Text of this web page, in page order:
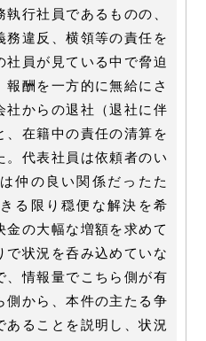
行社員であるものの、
務違反、横領等の責任を
社員が見ている中で脅迫
酬を一方的に無給にさ
社からの退社（退社に伴
、在籍中の責任の清算を
。代表社員は依頼者のい
仲の良い関係だったた
る限り穏便な解決を希
金の大幅な増額を求めて
で状況を呑み込めていな
、情報量でこちら側が有
側から、本件の主たる争
あることを説明し、状況